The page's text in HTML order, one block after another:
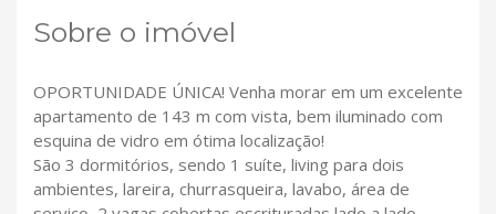
Sobre o imóvel
OPORTUNIDADE ÚNICA! Venha morar em um excelente
apartamento de 143 m com vista, bem iluminado com
esquina de vidro em ótima localização!
São 3 dormitórios, sendo 1 suíte, living para dois
ambientes, lareira, churrasqueira, lavabo, área de